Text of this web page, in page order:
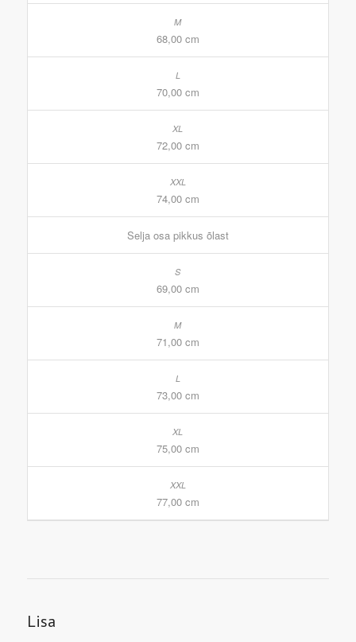
68,00 cm
70,00 cm
72,00 cm
74,00 cm
Selja osa pikkus õlast
69,00 cm
71,00 cm
73,00 cm
75,00 cm
77,00 cm
Lisa